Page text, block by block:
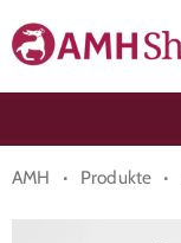
AMH · Produkte ·